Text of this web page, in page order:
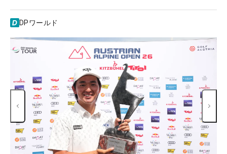
DPワールド